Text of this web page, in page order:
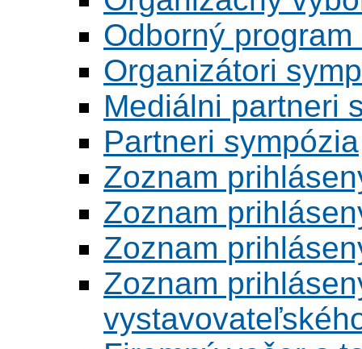
Odborný
Organizátori
Mediálni partneri
Partneri sympózia
Zoznam
Zoznam
Zoznam
Zoznam